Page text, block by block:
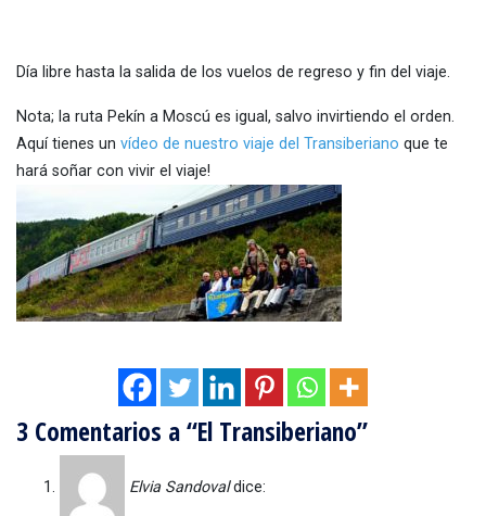
Día libre hasta la salida de los vuelos de regreso y fin del viaje.
Nota; la ruta Pekín a Moscú es igual, salvo invirtiendo el orden.
Aquí tienes un vídeo de nuestro viaje del Transiberiano que te
hará soñar con vivir el viaje!
3 Comentarios a “El Transiberiano”
Elvia Sandoval dice: